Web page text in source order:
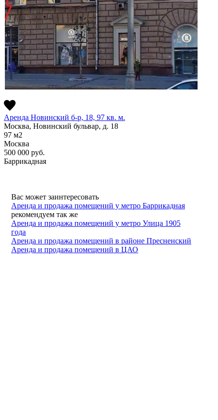
Аренда Новинский б-р, 18, 97 кв. м.
Москва, Новинский бульвар, д. 18
97 м2
Москва
500 000 руб.
Баррикадная
Вас может заинтересовать
Аренда и продажа помещений у метро Баррикадная
рекомендуем так же
Аренда и продажа помещений у метро Улица 1905
года
Аренда и продажа помещений в районе Пресненский
Аренда и продажа помещений в ЦАО